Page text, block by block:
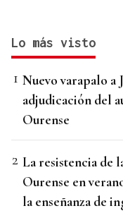
Lo más visto
Nuevo varapalo a
adjudicación del
Ourense
La resistencia de
Ourense en
la enseñanza de